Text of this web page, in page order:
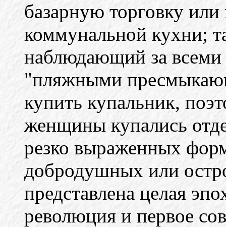
базарную торговку
коммунальной кухни;
наблюдающий за всеми
"пляжными
купить купальник,
женщины купались
резко выраженных
добродушных или
представлена целая
революция и первое